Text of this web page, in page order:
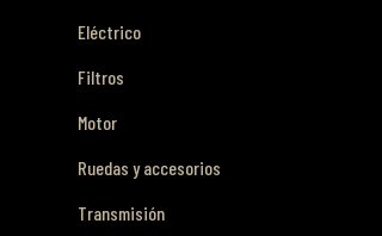
Eléctrico
Filtros
Motor
Ruedas y accesorios
Transmisión